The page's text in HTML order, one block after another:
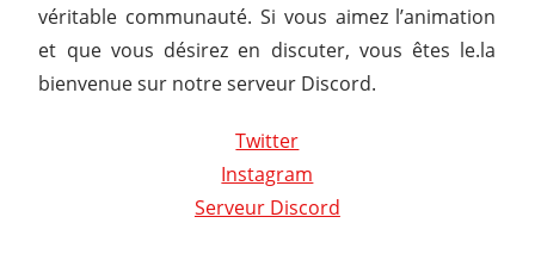
véritable communauté. Si vous aimez l’animation
et que vous désirez en discuter, vous êtes le.la
bienvenue sur notre serveur Discord.
Twitter
Instagram
Serveur Discord